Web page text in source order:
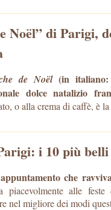
Noël” di Parigi,
de Noël(in italiano:
dolce natalizio
o alla crema di caffè, è
i 10 più
che
piacevolmente alle
nel migliore dei modi